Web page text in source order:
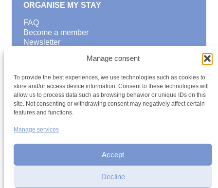
Manage consent
To provide the best experiences, we use technologies such as cookies to
store and/or access device information. Consent to these technologies will
allow us to process data such as browsing behavior or unique IDs on this
site. Not consenting or withdrawing consent may negatively affect certain
features and functions.
Manage services
Accept
Decline
ORGANISE MY STAY
FAQ
Become a member
Newsletter
Find a youth hostel
Discover activities
School Trips and group excursions
Teambuilding
Youth Hostels Luxembourg NPO